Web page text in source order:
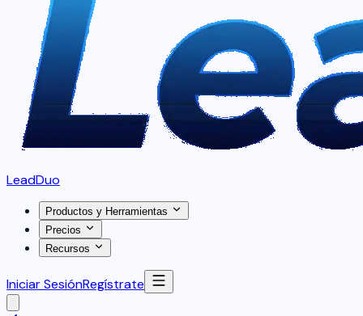
LeadDuo
Productos y Herramientas
Precios
Recursos
Iniciar SesiónRegístrate